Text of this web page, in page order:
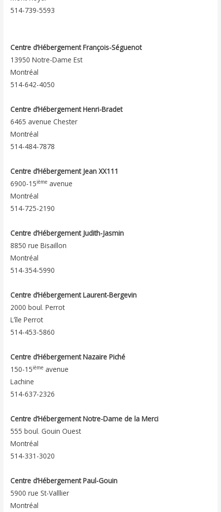
514-739-5593
Centre d’Hébergement François-Séguenot
13950 Notre-Dame Est
Montréal
514-642-4050
Centre d’Hébergement Henri-Bradet
6465 avenue Chester
Montréal
514-484-7878
Centre d’Hébergement Jean XX111
6900-15ième avenue
Montréal
514-725-2190
Centre d’Hébergement Judith-Jasmin
8850 rue Bisaillon
Montréal
514-354-5990
Centre d’Hébergement Laurent-Bergevin
2000 boul. Perrot
L’île Perrot
514-453-5860
Centre d’Hébergement Nazaire Piché
150-15ième avenue
Lachine
514-637-2326
Centre d’Hébergement Notre-Dame de la Merci
555 boul. Gouin Ouest
Montréal
514-331-3020
Centre d’Hébergement Paul-Gouin
5900 rue St-Valllier
Montréal